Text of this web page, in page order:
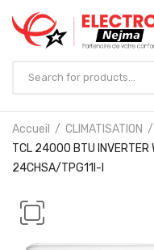
Accueil CLIMATISATION
TCL 24000 BTU
24CHSA/TPG11I-I